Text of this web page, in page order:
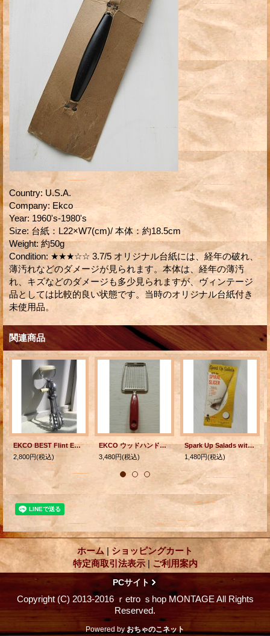
Country: U.S.A.
Company: Ekco
Year: 1960's-1980's
Size: 台紙：L22×W7(cm)/ 本体：約18.5cm
Weight: 約50g
Condition: ★★★☆☆ 3.7/5 オリジナル台紙には、経年の破れ、
薄汚れなどのダメージが見られます。本体は、経年の薄汚
れ、キズなどのダメージも多少見られますが、ヴィンテージ
品としては比較的良い状態です。当時のオリジナル台紙付き
未使用品。
関連商品
EKCO BEST Flint EGG BEATERS ベスト フリント ハンドミキサー
2,800円(税込)
EKCO ウッドハンドルトマトスライサー
3,480円(税込)
Spark Up Salads with the SPIRAL SLICER スパイラルスライサー ACME METAL GOODS MFG. CO.
1,480円(税込)
ホーム | ショッピングカート
特定商取引法表示 | ご利用案内
PCサイト
Copyright (C) 2013-2016 ｒetro ｓhop MONTAGE All Rights
Reserved.
Powered byおちゃのこネット